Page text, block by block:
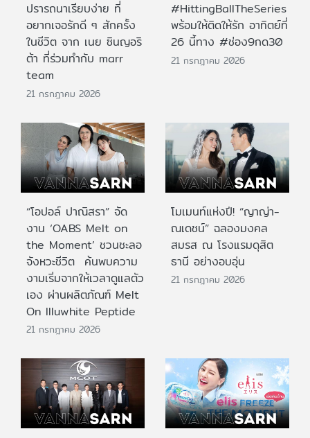
ปรารถนาเรียบง่าย ที่
อยากเจอรักดี ๆ สักครั้ง
ในชีวิต จาก เนย ซินญอริ
ต้า ที่ร่วมทำกับ marr
team
21 กรกฎาคม 2026
#HittingBallTheSeries
พร้อมให้ติดให้รัก อาทิตย์ที่
26 นี้ทาง #ช่อง9กด30
21 กรกฎาคม 2026
“โอปอล์ ปาณิสรา” จัด
งาน ‘OABS Melt on
the Moment’ ชวนชะลอ
จังหวะชีวิต ค้นพบความ
งามเริ่มจากให้เวลาดูแลตัว
เอง ผ่านผลิตภัณฑ์ Melt
On Illuwhite Peptide
21 กรกฎาคม 2026
โมเมนท์แห่งปี! “ญาญ่า-
ณเดชน์” ฉลองมงคล
สมรส ณ โรงแรมดุสิต
ธานี อย่างอบอุ่น
21 กรกฎาคม 2026